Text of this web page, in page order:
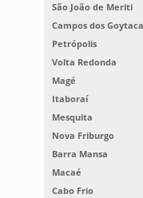
São João de Meriti
Campos dos
Petrópolis
Volta Redonda
Magé
Itaboraí
Mesquita
Nova Friburgo
Barra Mansa
Macaé
Cabo Frio